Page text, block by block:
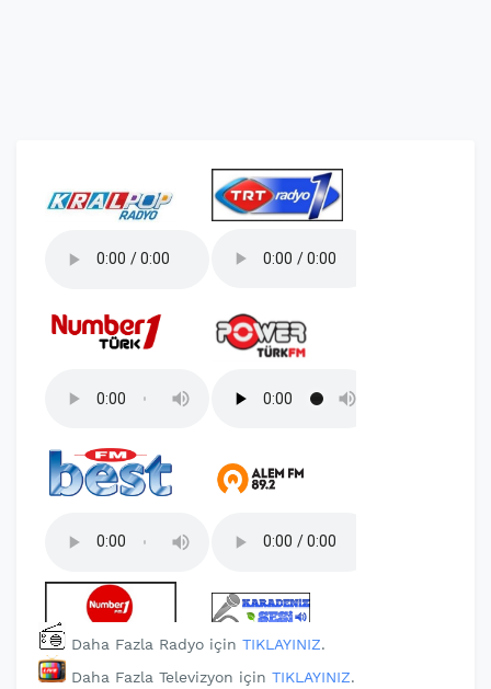
Daha Fazla Radyo için TIKLAYINIZ.
Daha Fazla Televizyon için TIKLAYINIZ.